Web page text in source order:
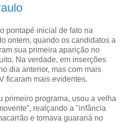
pontapé inicial de fato na
ontem, quando os candidatos a
sua primeira aparição no
Na verdade, em inserções
dia anterior, mas com mais
ficaram mais evidentes.
primeiro programa, usou a velha
realçando a "infância
e tomava guaraná no